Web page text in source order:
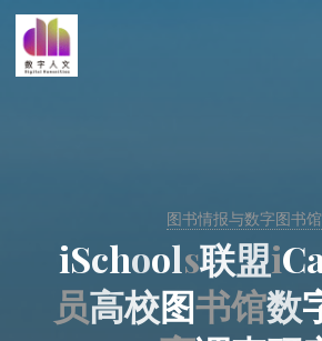
图书情报与数字图书馆
iSchools联盟iC
员高校图书馆数